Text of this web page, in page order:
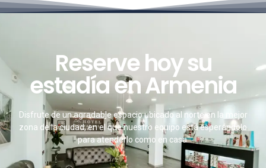
Reserve hoy su
estadía en Armenia
Disfrute de un agradable espacio ubicado al norte en la mejor
zona de la ciudad, en el que nuestro equipo está esperándolo
para atenderlo como en casa.